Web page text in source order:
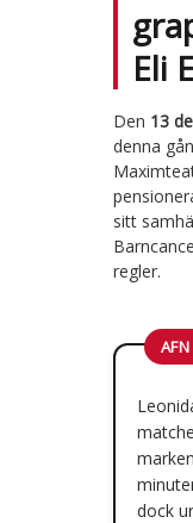
Eli
Den 13
denna
sitt
regler.
dock